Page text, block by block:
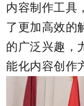
内容制作工具
了更加高效的
的广泛兴趣，
能化内容创作